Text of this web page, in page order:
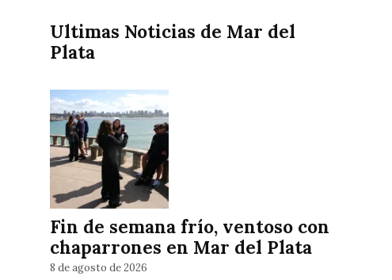
Ultimas Noticias de Mar del
Plata
Fin de semana frío, ventoso con
chaparrones en Mar del Plata
8 de agosto de 2026